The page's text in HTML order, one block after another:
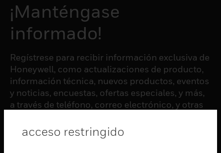
¡Manténgase
informado!
Regístrese para recibir información exclusiva de
Honeywell, como actualizaciones de producto,
información técnica, nuevos productos, eventos
y noticias, encuestas, ofertas especiales, y más,
a través de teléfono, correo electrónico, y otras
acceso restringido